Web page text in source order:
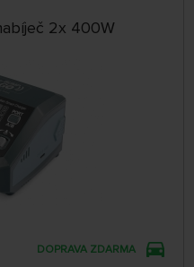
2x 400W
DOPRAVA ZDARMA